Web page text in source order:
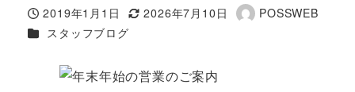
投稿日
2019年1月1日
更新日
2026年7月10日
著
POSSWEB
カテゴリー
スタッフブログ